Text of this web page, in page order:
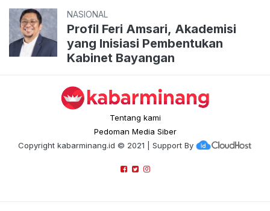
NASIONAL
Profil Feri Amsari, Akademisi
yang Inisiasi Pembentukan
Kabinet Bayangan
Tentang kami
Pedoman Media Siber
Copyright kabarminang.id © 2021 | Support By